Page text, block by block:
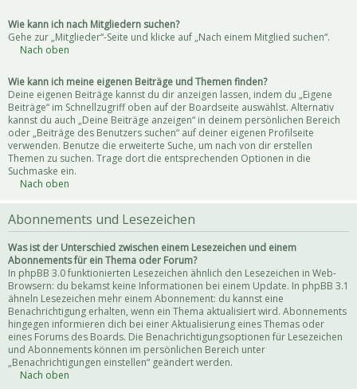
Wie kann ich nach Mitgliedern suchen?
Gehe zur „Mitglieder“-Seite und klicke auf „Nach einem Mitglied suchen“.
Nach oben
Wie kann ich meine eigenen Beiträge und Themen finden?
Deine eigenen Beiträge kannst du dir anzeigen lassen, indem du „Eigene
Beiträge“ im Schnellzugriff oben auf der Boardseite auswählst. Alternativ
kannst du auch „Deine Beiträge anzeigen“ in deinem persönlichen Bereich
oder „Beiträge des Benutzers suchen“ auf deiner eigenen Profilseite
verwenden. Benutze die erweiterte Suche, um nach von dir erstellen
Themen zu suchen. Trage dort die entsprechenden Optionen in die
Suchmaske ein.
Nach oben
Abonnements und Lesezeichen
Was ist der Unterschied zwischen einem Lesezeichen und einem
Abonnements für ein Thema oder Forum?
In phpBB 3.0 funktionierten Lesezeichen ähnlich den Lesezeichen in Web-
Browsern: du bekamst keine Informationen bei einem Update. In phpBB 3.1
ähneln Lesezeichen mehr einem Abonnement: du kannst eine
Benachrichtigung erhalten, wenn ein Thema aktualisiert wird. Abonnements
hingegen informieren dich bei einer Aktualisierung eines Themas oder
eines Forums des Boards. Die Benachrichtigungsoptionen für Lesezeichen
und Abonnements können im persönlichen Bereich unter
„Benachrichtigungen einstellen“ geändert werden.
Nach oben